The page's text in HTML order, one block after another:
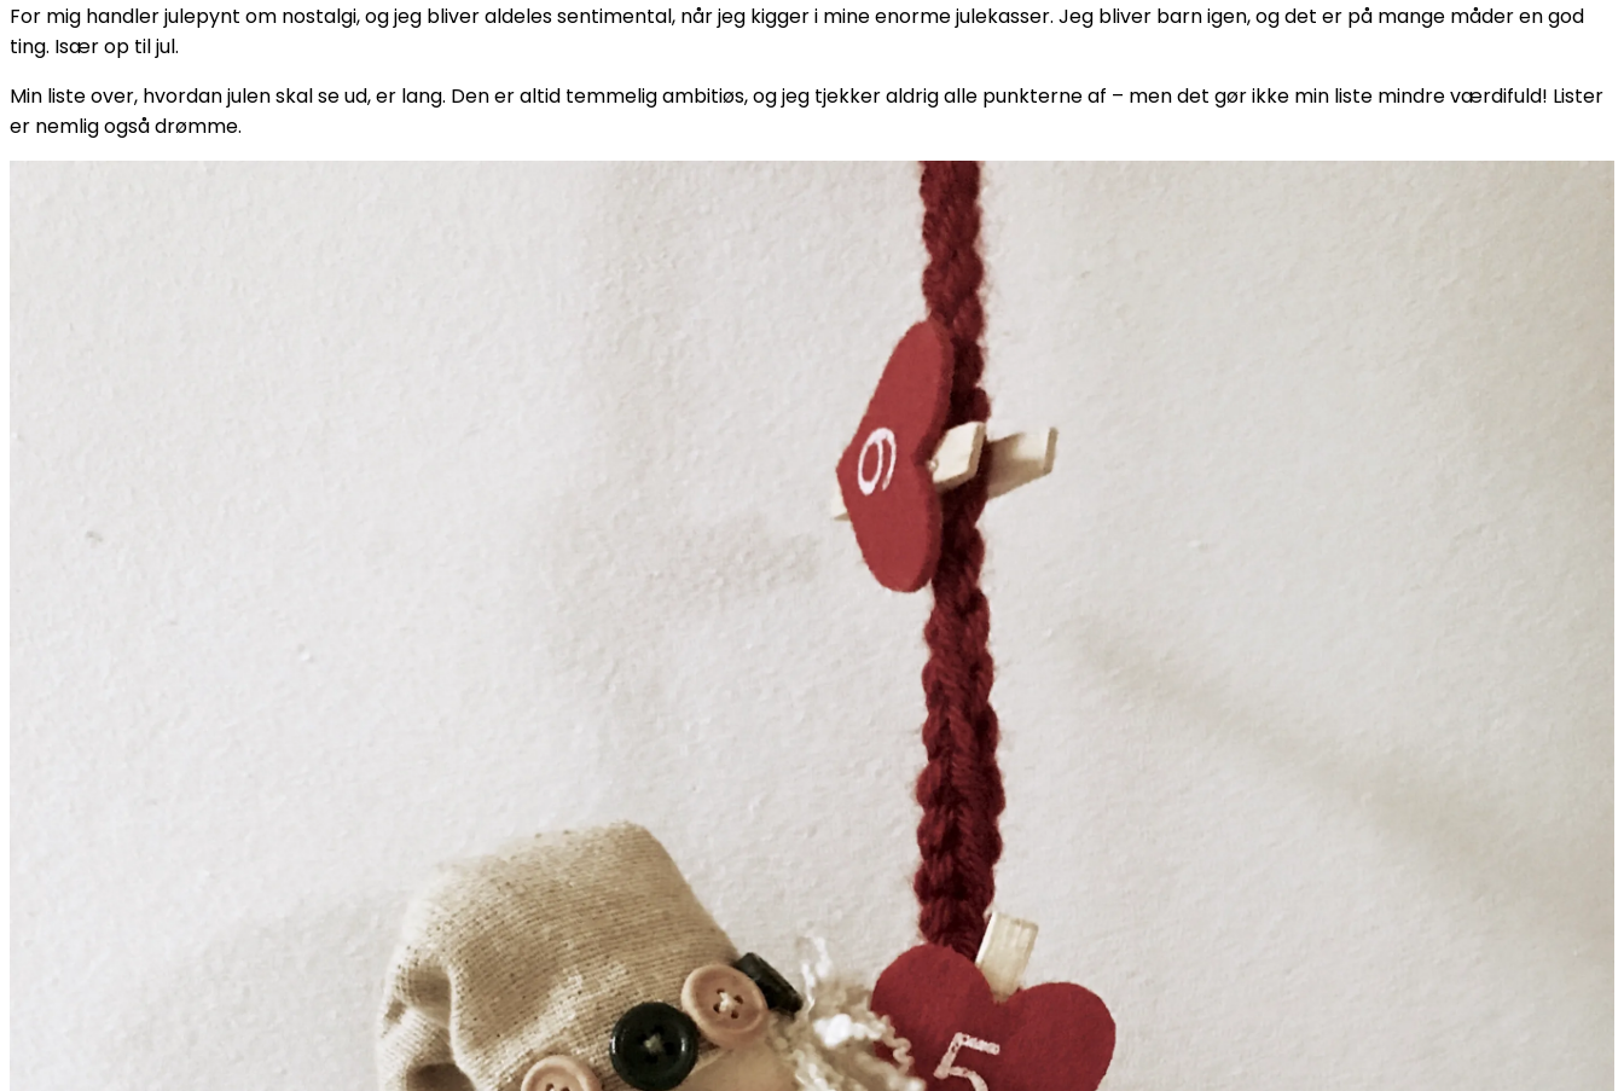
For mig handler julepynt om nostalgi, og jeg bliver aldeles sentimental, når jeg kigger i mine enorme julekasser. Jeg bliver barn igen, og det er på mange måder en god
ting. Især op til jul.
Min liste over, hvordan julen skal se ud, er lang. Den er altid temmelig ambitiøs, og jeg tjekker aldrig alle punkterne af – men det gør ikke min liste mindre værdifuld! Lister
er nemlig også drømme.